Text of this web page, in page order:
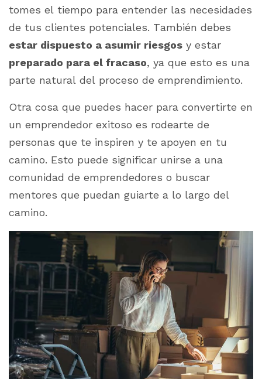
tomes el tiempo para entender las necesidades
de tus clientes potenciales. También debes
estar dispuesto a asumir riesgos y estar
preparado para el fracaso, ya que esto es una
parte natural del proceso de emprendimiento.
Otra cosa que puedes hacer para convertirte en
un emprendedor exitoso es rodearte de
personas que te inspiren y te apoyen en tu
camino. Esto puede significar unirse a una
comunidad de emprendedores o buscar
mentores que puedan guiarte a lo largo del
camino.